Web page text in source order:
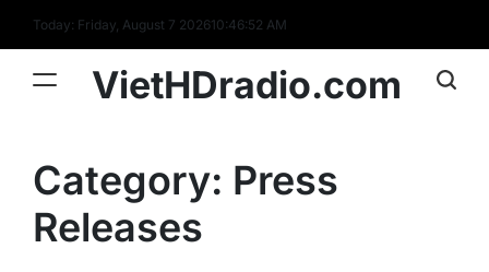
content
Today: Friday, August 7 202610:46:52 AM
VietHDradio.com
Category: Press
Releases